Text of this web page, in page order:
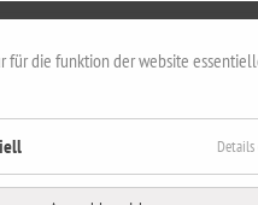
für die funktion der website